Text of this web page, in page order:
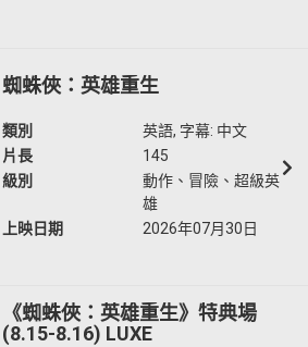
蜘蛛俠：英雄重生
類別
英語, 字幕: 中文
片長
145
級別
動作、冒險、超級英
雄
上映日期
2026年07月30日
《蜘蛛俠：英雄重生》特典場
(8.15-8.16) LUXE